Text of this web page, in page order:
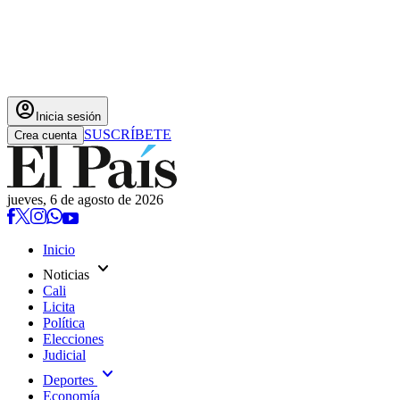
account_circle Inicia sesión
Crea cuenta SUSCRÍBETE
jueves, 6 de agosto de 2026
Inicio
Noticias expand_more
Cali
Licita
Política
Elecciones
Judicial
Deportes expand_more
Economía